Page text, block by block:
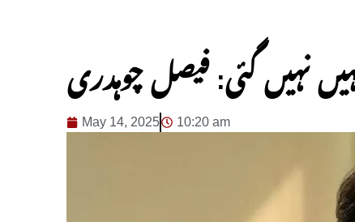
نہیں گئی: فیصل چوہدری
May 14, 2025 10:20 am